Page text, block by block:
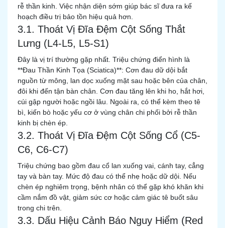
rễ thần kinh. Việc nhận diện sớm giúp bác sĩ đưa ra kế
hoạch điều trị bảo tồn hiệu quả hơn.
3.1. Thoát Vị Đĩa Đệm Cột Sống Thắt
Lưng (L4-L5, L5-S1)
Đây là vị trí thường gặp nhất. Triệu chứng điển hình là
**Đau Thần Kinh Tọa (Sciatica)**: Cơn đau dữ dội bắt
nguồn từ mông, lan dọc xuống mặt sau hoặc bên của chân,
đôi khi đến tận bàn chân. Cơn đau tăng lên khi ho, hắt hơi,
cúi gập người hoặc ngồi lâu. Ngoài ra, có thể kèm theo tê
bì, kiến bò hoặc yếu cơ ở vùng chân chi phối bởi rễ thần
kinh bị chèn ép.
3.2. Thoát Vị Đĩa Đệm Cột Sống Cổ (C5-
C6, C6-C7)
Triệu chứng bao gồm đau cổ lan xuống vai, cánh tay, cẳng
tay và bàn tay. Mức độ đau có thể nhẹ hoặc dữ dội. Nếu
chèn ép nghiêm trọng, bệnh nhân có thể gặp khó khăn khi
cầm nắm đồ vật, giảm sức cơ hoặc cảm giác tê buốt sâu
trong chi trên.
3.3. Dấu Hiệu Cảnh Báo Nguy Hiểm (Red